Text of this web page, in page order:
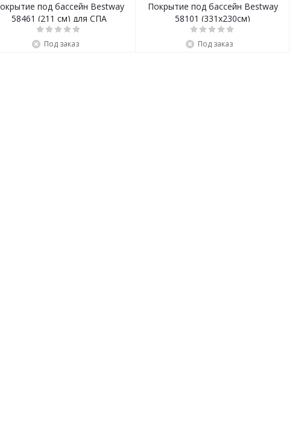
под бассейн Bestway
58461 (211 см) для СПА
Под заказ
Покрытие под бассейн Bestway
58101 (331х230см)
Под заказ